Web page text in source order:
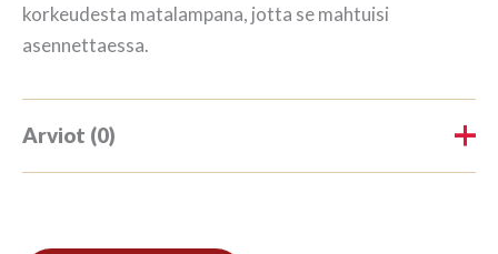
korkeudesta matalampana, jotta se mahtuisi
asennettaessa.
Arviot (0)